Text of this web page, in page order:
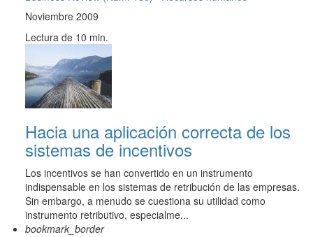
Noviembre 2009
Lectura de 10 min.
Hacia una aplicación correcta de los
sistemas de incentivos
Los incentivos se han convertido en un instrumento
indispensable en los sistemas de retribución de las empresas.
Sin embargo, a menudo se cuestiona su utilidad como
instrumento retributivo, especialme...
bookmark_border